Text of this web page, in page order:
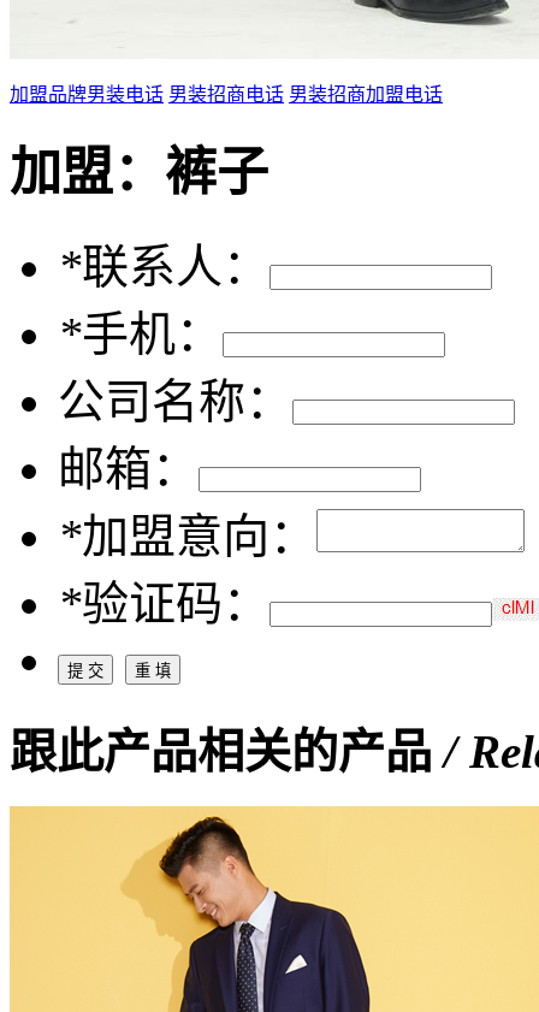
加盟品牌男装电话 男装招商电话 男装招商加盟电话
加盟： 裤子
*联系人：
*手机：
公司名称：
邮箱：
*加盟意向：
*验证码：
跟此产品相关的产品/